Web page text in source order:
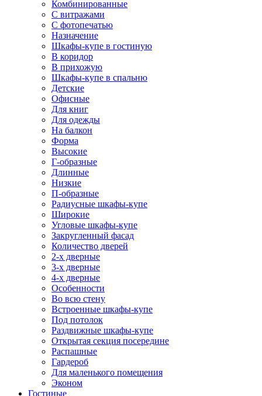
Комбинированные
С витражами
С фотопечатью
Назначение
Шкафы-купе в гостиную
В коридор
В прихожую
Шкафы-купе в спальню
Детские
Офисные
Для книг
Для одежды
На балкон
Форма
Высокие
Г-образные
Длинные
Низкие
П-образные
Радиусные шкафы-купе
Широкие
Угловые шкафы-купе
Закругленный фасад
Количество дверей
2-х дверные
3-х дверные
4-х дверные
Особенности
Во всю стену
Встроенные шкафы-купе
Под потолок
Раздвижные шкафы-купе
Открытая секция посередине
Распашные
Гардероб
Для маленького помещения
Эконом
Гостиные